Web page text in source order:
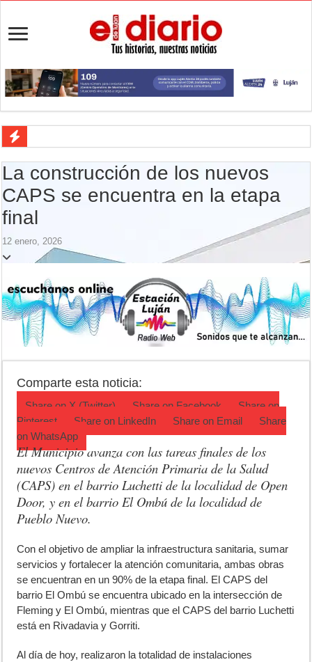
La 5° edición del festival de cine en Luján es una apuesta al arte
Agenda del Teatro Trinidad Guevara: agosto llega con una cartelera
ANMAT retiró productos tras detectar un robo que compromete su
Fiesta de la Galleta de Campo: Tomás Jofré se prepara para otra
Luján volvió al Campeonato Provincial de bochas
Patentes: La Provincia lanzó un asistente virtual para consultar
Corte de energía en Olivera: cuándo será y cuánto durará
Detuvieron a la mujer que acompañaba al acusado de balear a un
La construcción de los nuevos
CAPS se encuentra en la etapa
final
12 enero, 2026
Comparte esta noticia:
Share on X (Twitter) Share on Facebook
Share on
Pinterest
Share on LinkedIn Share on Email
Share
onWhatsApp
El Municipio avanza con las tareas finales de los
nuevos Centros de Atención Primaria de la Salud
(CAPS) en el barrio Luchetti de la localidad de Open
Door, y en el barrio El Ombú de la localidad de
Pueblo Nuevo.
Con el objetivo de ampliar la infraestructura sanitaria, sumar
servicios y fortalecer la atención comunitaria, ambas obras
se encuentran en un 90% de la etapa final. El CAPS del
barrio El Ombú se encuentra ubicado en la intersección de
Fleming y El Ombú, mientras que el CAPS del barrio Luchetti
está en Rivadavia y Gorriti.
Al día de hoy, realizaron la totalidad de instalaciones